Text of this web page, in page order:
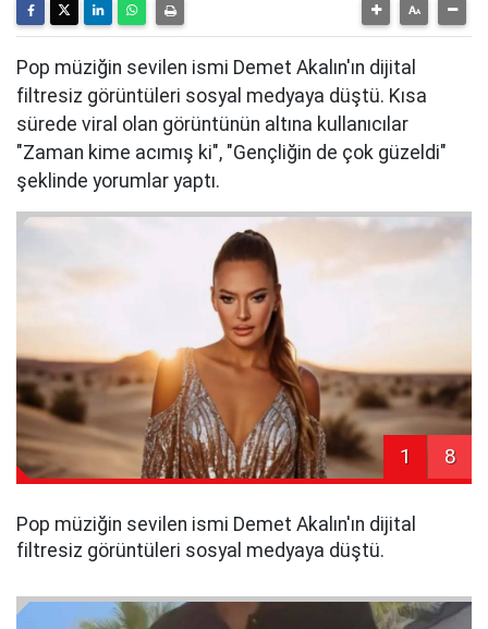
Pop müziğin sevilen ismi Demet Akalın'ın dijital
filtresiz görüntüleri sosyal medyaya düştü. Kısa
sürede viral olan görüntünün altına kullanıcılar
"Zaman kime acımış ki", "Gençliğin de çok güzeldi"
şeklinde yorumlar yaptı.
1 8
Pop müziğin sevilen ismi Demet Akalın'ın dijital
filtresiz görüntüleri sosyal medyaya düştü.